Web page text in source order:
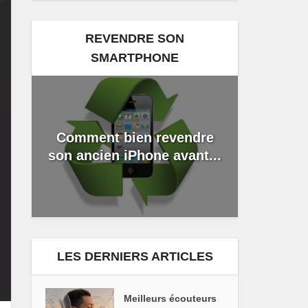
REVENDRE SON
SMARTPHONE
Comment bien revendre
son ancien iPhone avant...
LES DERNIERS ARTICLES
Meilleurs écouteurs